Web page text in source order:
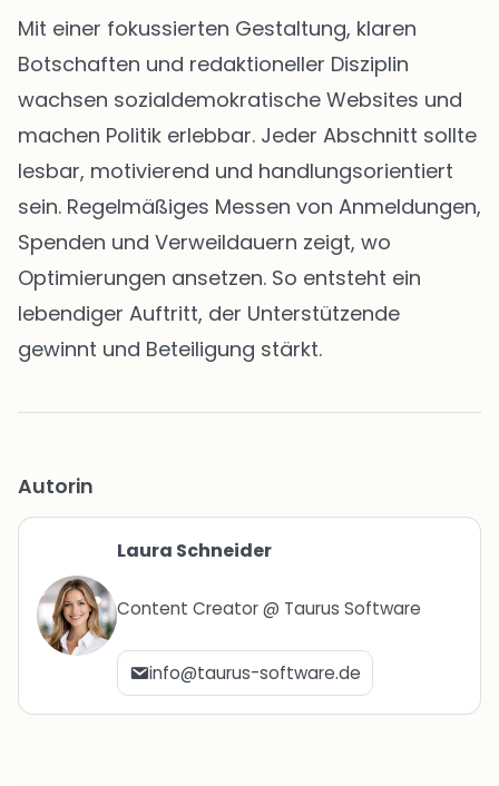
Mit einer fokussierten Gestaltung, klaren
Botschaften und redaktioneller Disziplin
wachsen sozialdemokratische Websites und
machen Politik erlebbar. Jeder Abschnitt sollte
lesbar, motivierend und handlungsorientiert
sein. Regelmäßiges Messen von Anmeldungen,
Spenden und Verweildauern zeigt, wo
Optimierungen ansetzen. So entsteht ein
lebendiger Auftritt, der Unterstützende
gewinnt und Beteiligung stärkt.
Autorin
Laura Schneider
Content Creator @ Taurus Software
info@taurus-software.de